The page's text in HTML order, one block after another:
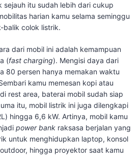
sejauh itu sudah lebih dari cukup
harian kamu selama seminggu
balik colok listrik.
dari mobil ini adalah kemampuan
(fast charging). Mengisi daya dari
80 persen hanya memakan waktu
kamu memesan kopi atau
rest area, baterai mobil sudah siap
itu, mobil listrik ini juga dilengkapi
hingga 6,6 kW. Artinya, mobil kamu
power bank raksasa berjalan yang
untuk menghidupkan laptop, konsol
hingga proyektor saat kamu